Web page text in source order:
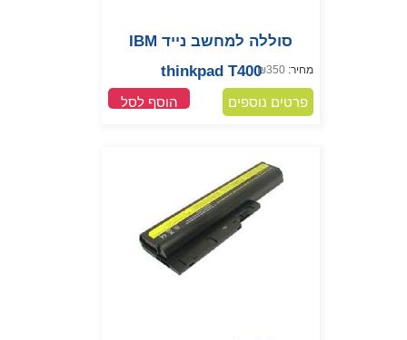
סוללה למחשב נייד IBM
thinkpad T400
מחיר: ₪350
פרטים נוספים הוסף לסל